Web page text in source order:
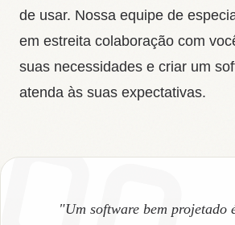
de usar. Nossa equipe de
em estreita colaboração com
suas necessidades e criar um
atenda às suas expectativas.
"Um software bem projetado